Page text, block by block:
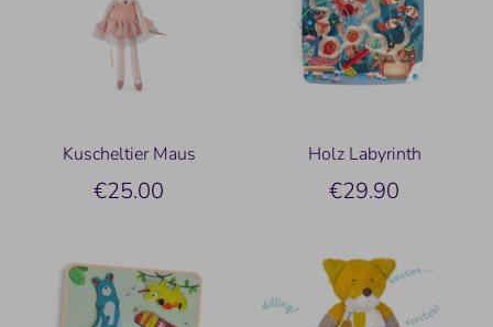
Kuscheltier Maus
€25.00
Holz Labyrinth
€29.90